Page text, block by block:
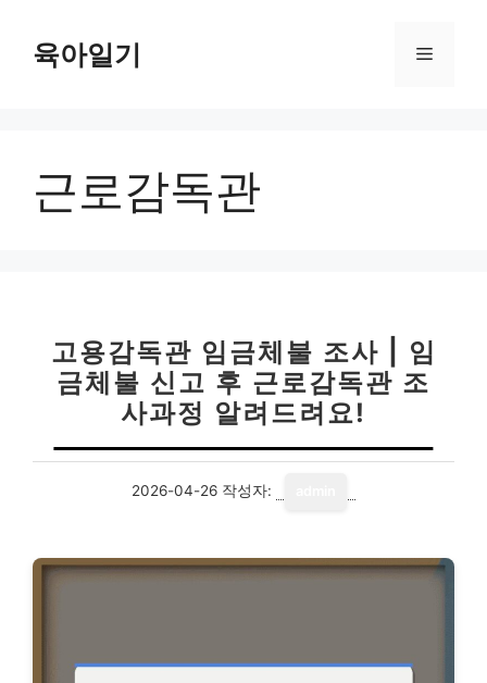
육아일기 메
근로감독관
고용감독관 임금체불 조사 | 임
금체불 신고 후 근로감독관 조
사과정 알려드려요!
2026-04-26 작성자: